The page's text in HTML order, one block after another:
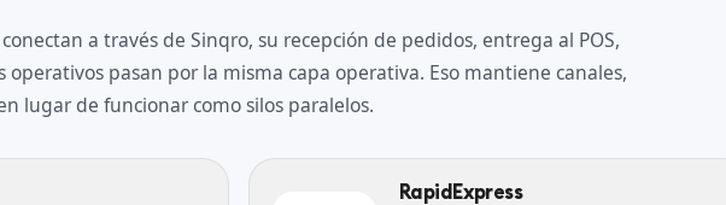
a través de Sinqro, su recepción de pedidos, entrega al POS,
operativos pasan por la misma capa operativa. Eso mantiene canales,
lugar de funcionar como silos paralelos.
RapidExpress